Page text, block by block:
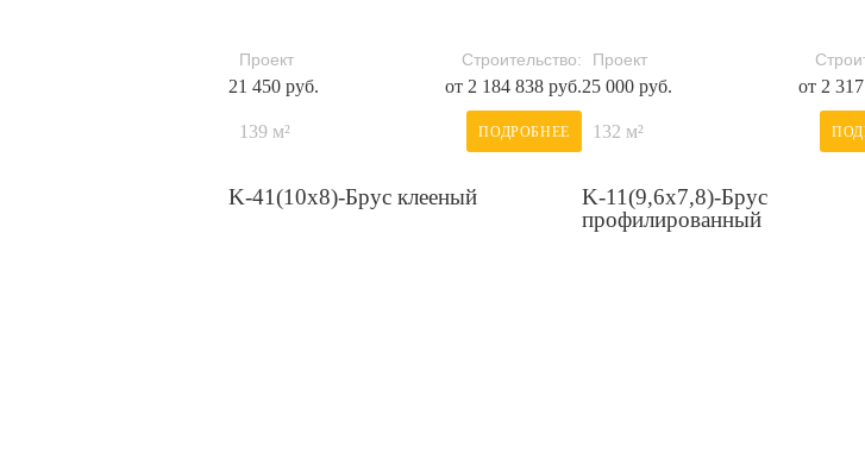
Проект
21 450 руб.
Строительство:
от 2 184 838 руб.
139 м² ПОДРОБНЕЕ
Проект
25 000 руб. от 2
132 м²
K-41(10х8)-Брус клееный
K-11(9,6х7,8)-Брус
профилированный